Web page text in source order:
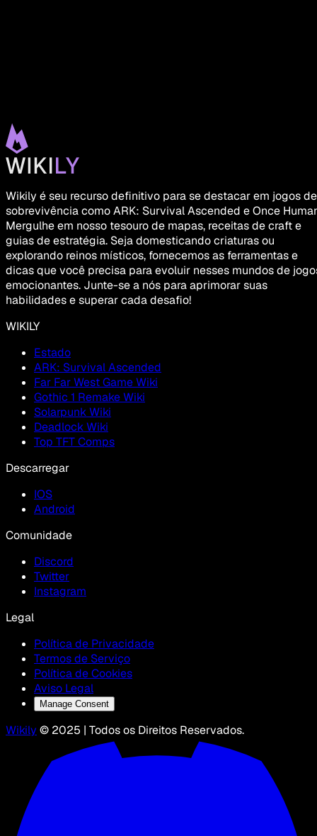
Wikily é seu recurso definitivo para se destacar em jogos de
sobrevivência como ARK: Survival Ascended e Once
Mergulhe em nosso tesouro de mapas, receitas de craft e
guias de estratégia. Seja domesticando criaturas ou
explorando reinos místicos, fornecemos as ferramentas e
dicas que você precisa para evoluir nesses mundos de
emocionantes. Junte-se a nós para aprimorar suas
habilidades e superar cada desafio!
WIKILY
Estado
ARK: Survival Ascended
Far Far West Game Wiki
Gothic 1 Remake Wiki
Solarpunk Wiki
Deadlock Wiki
Top TFT Comps
Descarregar
IOS
Android
Comunidade
Discord
Twitter
Instagram
Legal
Política de Privacidade
Termos de Serviço
Política de Cookies
Aviso Legal
Manage Consent
Wikily © 2025 | Todos os Direitos Reservados.